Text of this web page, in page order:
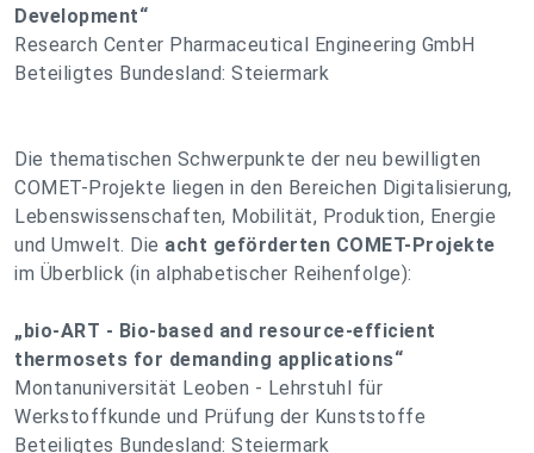
Development“
Research Center Pharmaceutical Engineering GmbH
Beteiligtes Bundesland: Steiermark
Die thematischen Schwerpunkte der neu bewilligten
COMET-Projekte liegen in den Bereichen Digitalisierung,
Lebenswissenschaften, Mobilität, Produktion, Energie
und Umwelt. Die acht geförderten COMET-Projekte
im Überblick (in alphabetischer Reihenfolge):
„bio-ART - Bio-based and resource-efficient
thermosets for demanding applications“
Montanuniversität Leoben - Lehrstuhl für
Werkstoffkunde und Prüfung der Kunststoffe
Beteiligtes Bundesland: Steiermark